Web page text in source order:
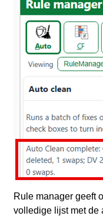
Rule manager geeft
volledige lijst met de